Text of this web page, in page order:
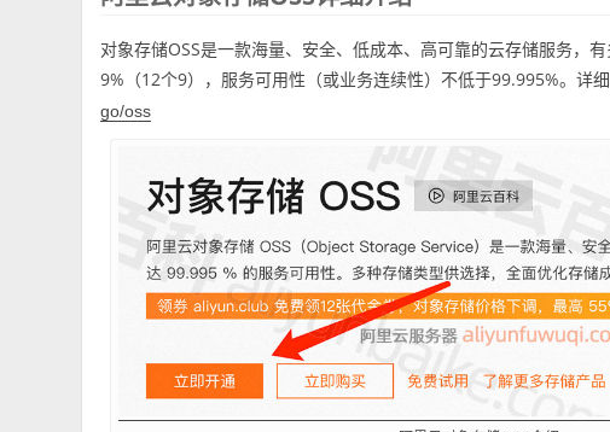
对象存储OSS是一款海量、安全、低成本、高可靠的云存储服务，
9%（12个9），服务可用性（或业务连续性）不低于99.995%。详
go/oss